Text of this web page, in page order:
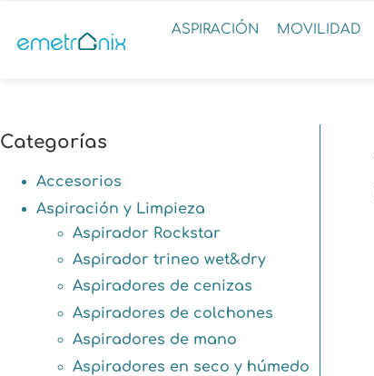
ASPIRACIÓN MOVILIDAD
Categorías
Accesorios
Aspiración y Limpieza
Aspirador Rockstar
Aspirador trineo wet&dry
Aspiradores de cenizas
Aspiradores de colchones
Aspiradores de mano
Aspiradores en seco y húmedo